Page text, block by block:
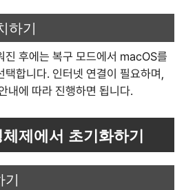
하기
진 후에는 복구 모드에서 macOS를
택합니다. 인터넷 연결이 필요하며,
내에 따라 진행하면 됩니다.
제에서 초기화하기
기